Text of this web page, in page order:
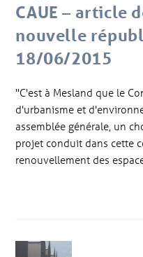
CAUE – article
nouvelle
18/06/2015
"C'est à Mesland que le
d'urbanisme et
assemblée générale, un
projet conduit dans cette
renouvellement des